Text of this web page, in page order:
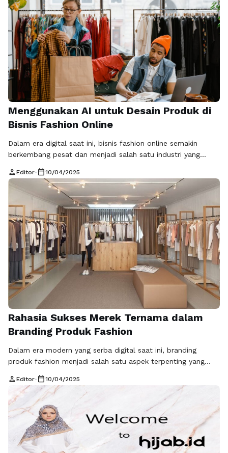
dapat dengan mudah menjangkau target pasar yang lebih
luas. Tidak hanya …Baca Selengkapnya
Menggunakan AI untuk Desain Produk di
Bisnis Fashion Online
Dalam era digital saat ini, bisnis fashion online semakin
berkembang pesat dan menjadi salah satu industri yang
terjun ke dalam pasar ini, tantangan untuk menarik perhatian
konsumen semakin besar. Salah satu solusi yang mulai
banyak diterapkan adalah penggunaan kecerdasan buatan
(AI) dalam desain produk. Teknologi ini tidak hanya … Baca
Selengkapnya
person Editor• calendar_today10/04/2025
Rahasia Sukses Merek Ternama dalam
Branding Produk Fashion
Dalam era modern yang serba digital saat ini, branding
produk fashion menjadi salah satu aspek terpenting yang
ternama yang berhasil memikat hati konsumen dengan
strategi branding yang kuat. Salah satu contoh yang cukup
menonjol adalah Gucci, yang sukses membangun citra
premium berkat pendekatan fashion branding yang cermat
dan …Baca Selengkapnya
person Editor• calendar_today10/04/2025